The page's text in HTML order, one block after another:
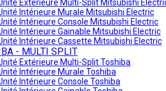
Extérieure Multi-Split Mitsubishi
Intérieure Murale Mitsubishi Electric
Intérieure Console Mitsubishi Electric
Intérieure Gainable Mitsubishi Electric
Intérieure Cassette Mitsubishi Electric
- MULTI SPLIT
Extérieure Multi-Split Toshiba
Intérieure Murale Toshiba
Intérieure Console Toshiba